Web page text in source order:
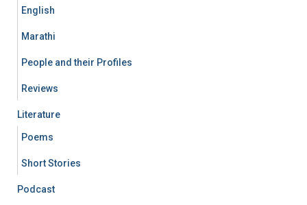
English
Marathi
People and their Profiles
Reviews
Literature
Poems
Short Stories
Podcast